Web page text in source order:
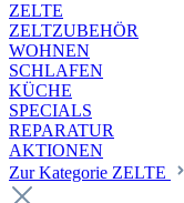
ZELTE
ZELTZUBEHÖR
WOHNEN
SCHLAFEN
KÜCHE
SPECIALS
REPARATUR
AKTIONEN
Zur Kategorie ZELTE